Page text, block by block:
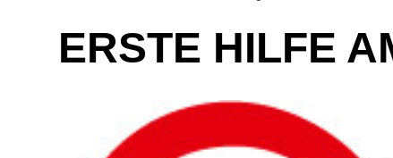
ERSTE HILFE